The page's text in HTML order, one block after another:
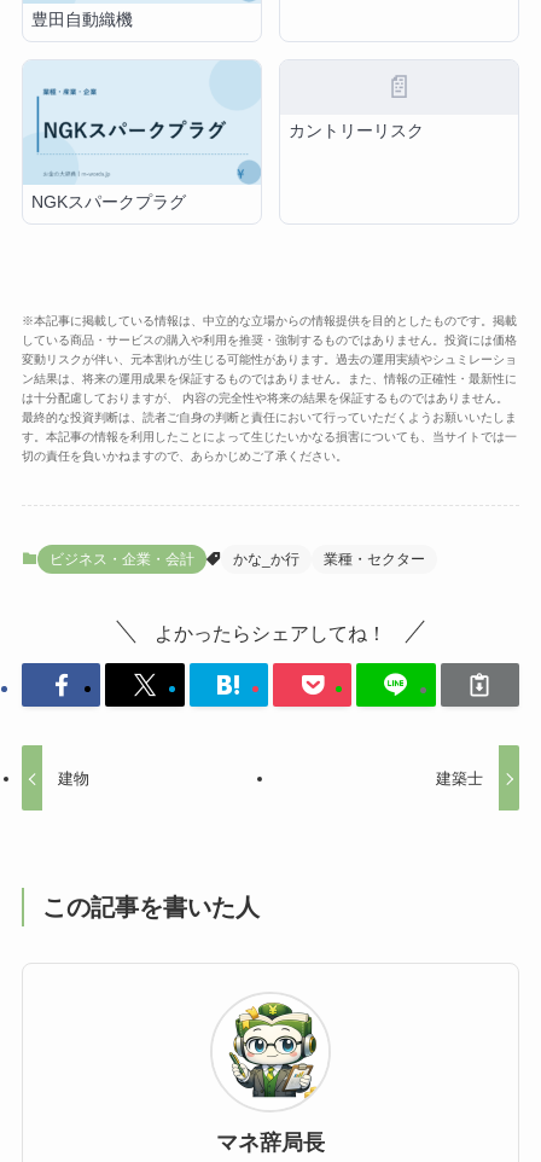
豊田自動織機
NGKスパークプラグ
📄
カントリーリスク
※本記事に掲載している情報は、中立的な立場からの情報提供を目的としたものです。掲載
している商品・サービスの購入や利用を推奨・強制するものではありません。投資には価格
変動リスクが伴い、元本割れが生じる可能性があります。過去の運用実績やシュミレーショ
ン結果は、将来の運用成果を保証するものではありません。また、情報の正確性・最新性に
は十分配慮しておりますが、 内容の完全性や将来の結果を保証するものではありません。
最終的な投資判断は、読者ご自身の判断と責任において行っていただくようお願いいたしま
す。本記事の情報を利用したことによって生じたいかなる損害についても、当サイトでは一
切の責任を負いかねますので、あらかじめご了承ください。
ビジネス・企業・会計 かな_か行 業種・セクター
よかったらシェアしてね！
建物 建築士
この記事を書いた人
マネ辞局長